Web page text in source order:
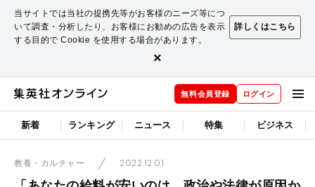
当サイトでは当社の提携先等がお客様のニーズ等につ
いて調査・分析したり、お客様にお勧めの広告を表示
する目的で Cookie を使用する場合があります。
詳しくはこちら
×
無料会員登録 ログイン
新着 ランキング ニュース 特集 ビジネス
教養・カルチャー 2022.12.01